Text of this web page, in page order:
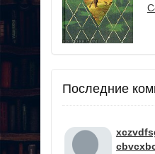
Последние